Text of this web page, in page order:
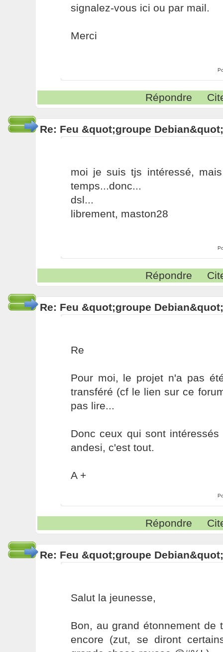
signalez-vous ici ou par mail.
Merci
Répondre
Re: Feu &quot;groupe Debian&quot;
moi je suis tjs intéressé,
temps...donc...
dsl...
librement, maston28
Répondre
Re: Feu &quot;groupe Debian&quot;
Re
Pour moi, le projet n'a pas
transféré (cf le lien sur ce
pas lire...
Donc ceux qui sont
andesi, c'est tout.
A +
Répondre
Re: Feu &quot;groupe Debian&quot;
Salut la jeunesse,
Bon, au grand étonnement de
encore (zut, se diront